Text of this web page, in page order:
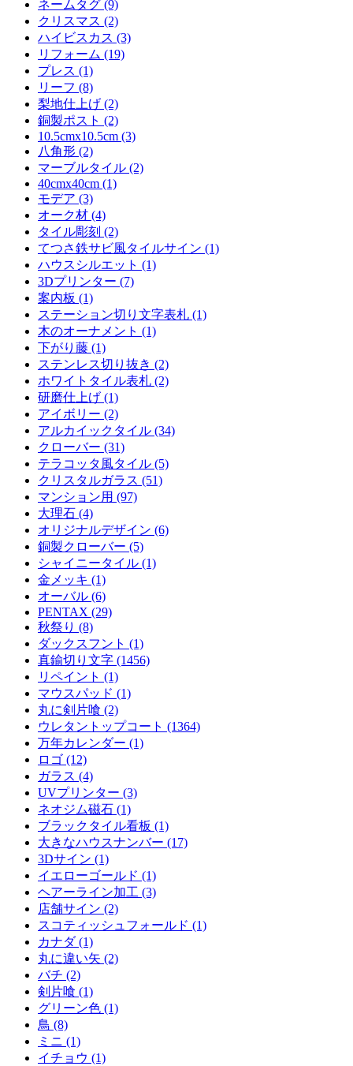
ネームタグ (9)
クリスマス (2)
ハイビスカス (3)
リフォーム (19)
プレス (1)
リーフ (8)
梨地仕上げ (2)
銅製ポスト (2)
10.5cmx10.5cm (3)
八角形 (2)
マーブルタイル (2)
40cmx40cm (1)
モデア (3)
オーク材 (4)
タイル彫刻 (2)
てつさ鉄サビ風タイルサイン (1)
ハウスシルエット (1)
3Dプリンター (7)
案内板 (1)
ステーション切り文字表札 (1)
木のオーナメント (1)
下がり藤 (1)
ステンレス切り抜き (2)
ホワイトタイル表札 (2)
研磨仕上げ (1)
アイボリー (2)
アルカイックタイル (34)
クローバー (31)
テラコッタ風タイル (5)
クリスタルガラス (51)
マンション用 (97)
大理石 (4)
オリジナルデザイン (6)
銅製クローバー (5)
シャイニータイル (1)
金メッキ (1)
オーバル (6)
PENTAX (29)
秋祭り (8)
ダックスフント (1)
真鍮切り文字 (1456)
リペイント (1)
マウスパッド (1)
丸に剣片喰 (2)
ウレタントップコート (1364)
万年カレンダー (1)
ロゴ (12)
ガラス (4)
UVプリンター (3)
ネオジム磁石 (1)
ブラックタイル看板 (1)
大きなハウスナンバー (17)
3Dサイン (1)
イエローゴールド (1)
ヘアーライン加工 (3)
店舗サイン (2)
スコティッシュフォールド (1)
カナダ (1)
丸に違い矢 (2)
バチ (2)
剣片喰 (1)
グリーン色 (1)
鳥 (8)
ミニ (1)
イチョウ (1)